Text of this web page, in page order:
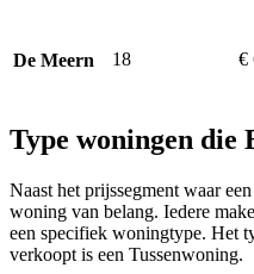
De Meern 18 €
Type woningen die
Naast het prijssegment waar
woning van belang. Iedere
een specifiek woningtype. Het
verkoopt is een Tussenwoning.